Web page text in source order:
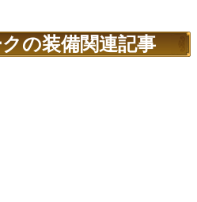
の装備関連記事